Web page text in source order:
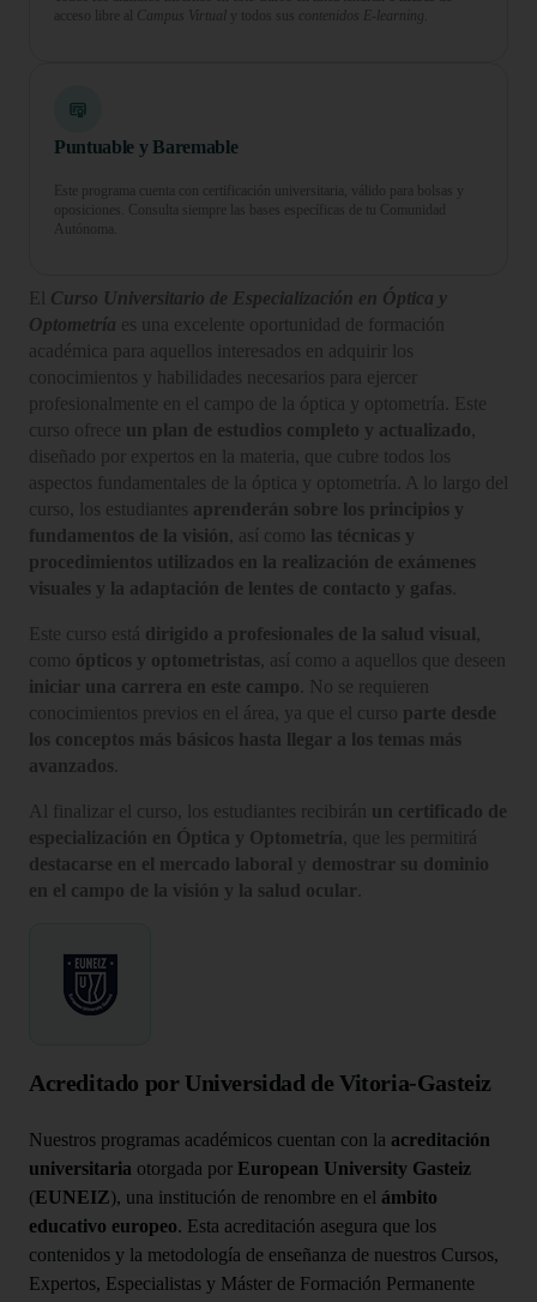
acceso libre al Campus Virtual y todos sus contenidos E-learning.
Puntuable y Baremable
Este programa cuenta con certificación universitaria, válido para bolsas y
oposiciones. Consulta siempre las bases específicas de tu Comunidad
Autónoma.
El Curso Universitario de Especialización en​ Óptica y
Optometría es una excelente oportunidad de formación
académica para aquellos interesados en adquirir los
conocimientos y habilidades necesarios para ejercer
profesionalmente en el campo de la óptica y optometría. Este
curso ofrece un plan de estudios completo y actualizado
diseñado por expertos en la materia, que cubre todos los
aspectos fundamentales de la óptica y optometría. A lo largo del
curso, los estudiantes aprenderán sobre los principios y
fundamentos de la visión , así como las técnicas y
procedimientos utilizados en la realización de exámenes
visuales y la adaptación de lentes de contacto y gafas
Este curso está dirigido a profesionales de la salud visual
como ópticos y optometristas , así como a aquellos que deseen
iniciar una carrera en este campo . No se requieren
conocimientos previos en el área, ya que el curso parte desde
los conceptos más básicos hasta llegar a los temas más
avanzados
Al finalizar el curso, los estudiantes recibirán un certificado de
especialización en Óptica y Optometría , que les permitirá
destacarse en el mercado laboral y demostrar su dominio
en el campo de la visión y la salud ocular
Acreditado por Universidad de Vitoria-Gasteiz
Nuestros programas académicos cuentan con la acreditación
universitaria otorgada por European University Gasteiz
(EUNEIZ), una institución de renombre en el ámbito
educativo europeo. Esta acreditación asegura que los
contenidos y la metodología de enseñanza de nuestros Cursos,
Expertos, Especialistas y Máster de Formación Permanente